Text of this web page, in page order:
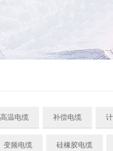
高温电缆 补偿电缆
变频电缆 硅橡胶电缆